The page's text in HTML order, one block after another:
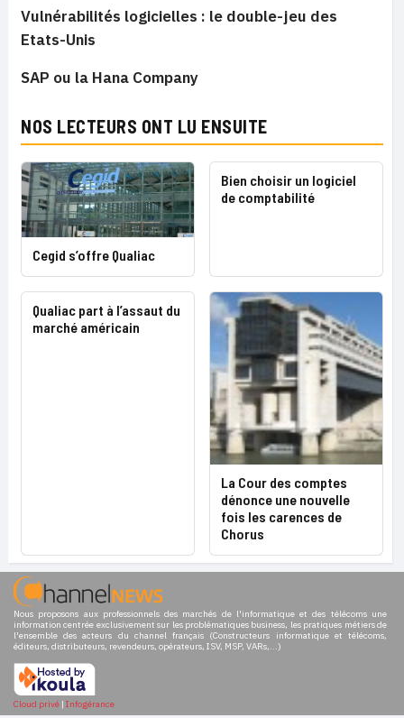
Vulnérabilités logicielles : le double-jeu des
Etats-Unis
SAP ou la Hana Company
NOS LECTEURS ONT LU ENSUITE
Cegid s’offre Qualiac
Bien choisir un logiciel
de comptabilité
Qualiac part à l’assaut du
marché américain
La Cour des comptes
dénonce une nouvelle
fois les carences de
Chorus
Nous proposons aux professionnels des marchés de l'informatique et des télécoms une
information centrée exclusivement sur les problématiques business, les pratiques métiers de
l'ensemble des acteurs du channel français (Constructeurs informatique et télécoms,
éditeurs, distributeurs, revendeurs, opérateurs, ISV, MSP, VARs,...)
Cloud privé | Infogérance